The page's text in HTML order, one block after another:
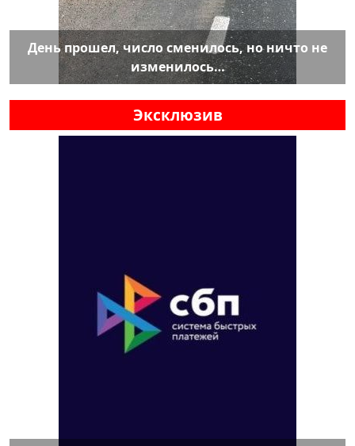
День прошел, число сменилось, но ничто не
изменилось…
Эксклюзив